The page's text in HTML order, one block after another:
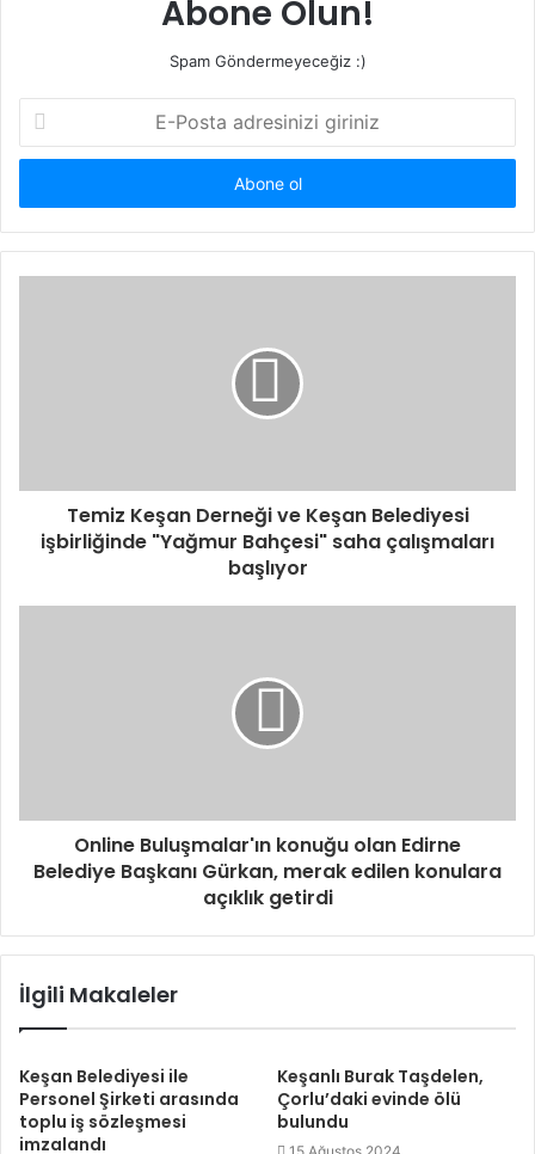
Abone Olun!
Spam Göndermeyeceğiz :)
Posta
adresinizi
Temiz Keşan Derneği ve Keşan Belediyesi
işbirliğinde "Yağmur Bahçesi" saha çalışmaları
başlıyor
Online Buluşmalar'ın konuğu olan Edirne
Belediye Başkanı Gürkan, merak edilen konulara
açıklık getirdi
İlgili Makaleler
Keşan Belediyesi ile
Personel Şirketi arasında
toplu iş sözleşmesi
imzalandı
Keşanlı Burak Taşdelen,
Çorlu’daki evinde ölü
bulundu